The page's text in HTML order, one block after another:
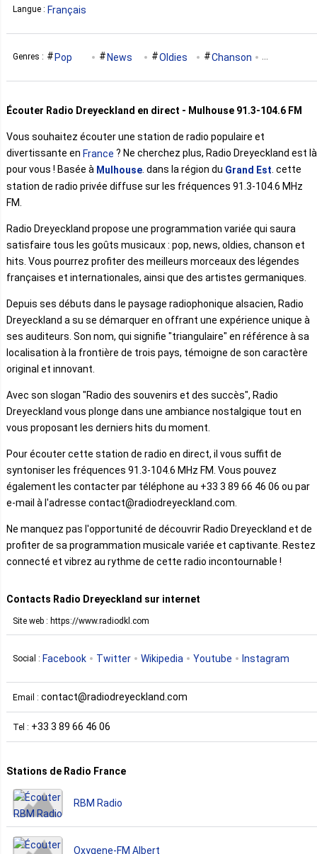
Langue : Français
Genres : Pop News Oldies Chanson
Écouter Radio Dreyeckland en direct - Mulhouse 91.3-104.6 FM
Vous souhaitez écouter une station de radio populaire et
divertissante en France ? Ne cherchez plus, Radio Dreyeckland est là
pour vous ! Basée à Mulhouse. dans la région du Grand Est. cette
station de radio privée diffuse sur les fréquences 91.3-104.6 MHz
FM.
Radio Dreyeckland propose une programmation variée qui saura
satisfaire tous les goûts musicaux : pop, news, oldies, chanson et
hits. Vous pourrez profiter des meilleurs morceaux des légendes
françaises et internationales, ainsi que des artistes germaniques.
Depuis ses débuts dans le paysage radiophonique alsacien, Radio
Dreyeckland a su se démarquer en offrant une expérience unique à
ses auditeurs. Son nom, qui signifie "triangulaire" en référence à sa
localisation à la frontière de trois pays, témoigne de son caractère
original et innovant.
Avec son slogan "Radio des souvenirs et des succès", Radio
Dreyeckland vous plonge dans une ambiance nostalgique tout en
vous proposant les derniers hits du moment.
Pour écouter cette station de radio en direct, il vous suffit de
syntoniser les fréquences 91.3-104.6 MHz FM. Vous pouvez
également les contacter par téléphone au +33 3 89 66 46 06 ou par
e-mail à l'adresse contact@radiodreyeckland.com.
Ne manquez pas l'opportunité de découvrir Radio Dreyeckland et de
profiter de sa programmation musicale variée et captivante. Restez
connecté et vibrez au rythme de cette radio incontournable !
Contacts Radio Dreyeckland sur internet
Site web : https://www.radiodkl.com
Social : Facebook Twitter Wikipedia Youtube Instagram
Email : contact@radiodreyeckland.com
Tel : +33 3 89 66 46 06
Stations de Radio France
RBM Radio
Oxygene-FM Albert